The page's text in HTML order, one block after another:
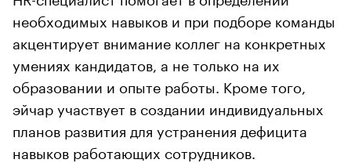
необходимых навыков и при подборе команды
акцентирует внимание коллег на конкретных
умениях кандидатов, а не только на их
образовании и опыте работы. Кроме того,
эйчар участвует в создании индивидуальных
планов развития для устранения дефицита
навыков работающих сотрудников.